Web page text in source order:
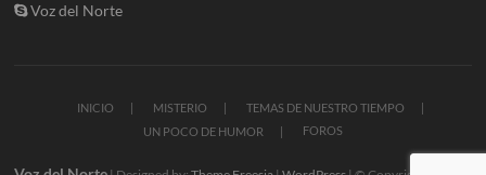
Voz del Norte
INICIO MISTERIO
TEMAS DE NUESTRO TIEMPO
UN POCO DE HUMOR
FOROS